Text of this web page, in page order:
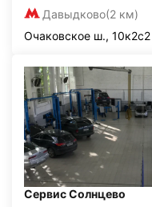
Давыдково(2 км)
Очаковское ш., 10к2с2
Сервис Солнцево